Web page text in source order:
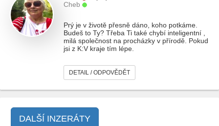
Cheb
Prý je v životě přesně dáno, koho potkáme.
Budeš to Ty? Třeba Ti také chybí inteligentní ,
milá společnost na procházky v přírodě. Pokud
jsi z K:V kraje tím lépe.
DETAIL / ODPOVĚDĚT
DALŠÍ INZERÁTY